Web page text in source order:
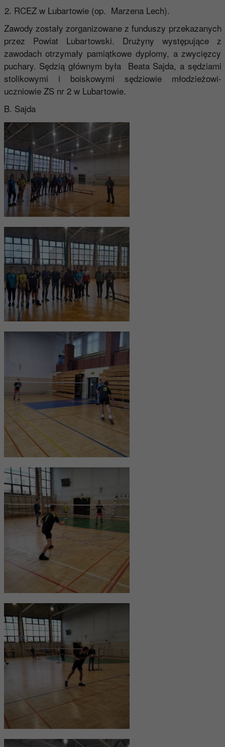
RCEZ w Lubartowie (op. Marzena Lech).
Zawody zostały zorganizowane z funduszy przekazanych
przez Powiat Lubartowski. Drużyny występujące z
zawodach otrzymały pamiątkowe dyplomy, a zwycięzcy
puchary. Sędzią głównym była Beata Sajda, a sędziami
stolikowymi i boiskowymi sędziowie młodzieżowi-
uczniowie ZS nr 2 w Lubartowie.
B. Sajda